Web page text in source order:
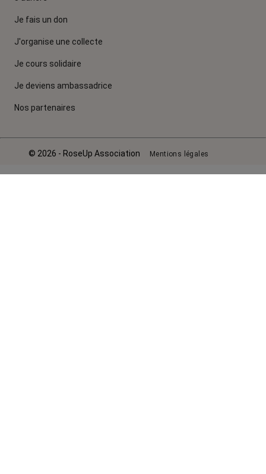
Je fais un don
J'organise une collecte
Je cours solidaire
Je deviens ambassadrice
Nos partenaires
© 2026 - RoseUp Association Mentions légales